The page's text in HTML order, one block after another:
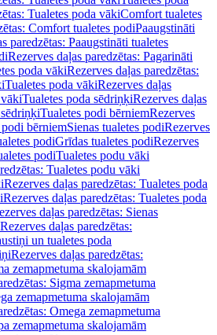
Tualetes poda vākiComfort tualetes
Comfort tualetes podiPaaugstināti
paredzētas: Paaugstināti tualetes
Rezerves daļas paredzētas: Pagarināti
poda vākiRezerves daļas paredzētas:
Tualetes poda vākiRezerves daļas
Tualetes poda sēdriņķiRezerves daļas
Tualetes podi bērniemRezerves
podi bērniemSienas tualetes podiRezerves
podiGrīdas tualetes podiRezerves
podiTualetes podu vāki
Tualetes podu vāki
Rezerves daļas paredzētas: Tualetes poda
Rezerves daļas paredzētas: Tualetes poda
daļas paredzētas: Sienas
Rezerves daļas paredzētas:
un tualetes poda
Rezerves daļas paredzētas:
zemapmetuma skalojamām
Sigma zemapmetuma
zemapmetuma skalojamām
Omega zemapmetuma
zemapmetuma skalojamām